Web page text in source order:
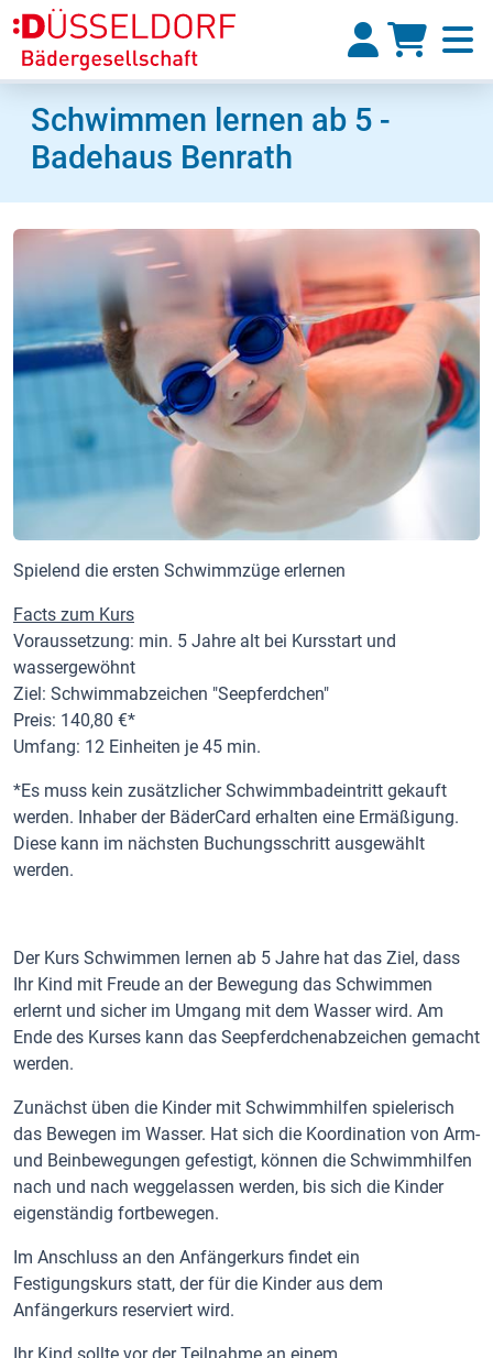
Schwimmen lernen ab 5 -
Badehaus Benrath
Spielend die ersten Schwimmzüge erlernen
Facts zum Kurs
Voraussetzung: min. 5 Jahre alt bei Kursstart und
wassergewöhnt
Ziel: Schwimmabzeichen "Seepferdchen"
Preis: 140,80 €*
Umfang: 12 Einheiten je 45 min.
*Es muss kein zusätzlicher Schwimmbadeintritt gekauft
werden. Inhaber der BäderCard erhalten eine Ermäßigung.
Diese kann im nächsten Buchungsschritt ausgewählt
werden.
Der Kurs Schwimmen lernen ab 5 Jahre hat das Ziel, dass
Ihr Kind mit Freude an der Bewegung das Schwimmen
erlernt und sicher im Umgang mit dem Wasser wird. Am
Ende des Kurses kann das Seepferdchenabzeichen gemacht
werden.
Zunächst üben die Kinder mit Schwimmhilfen spielerisch
das Bewegen im Wasser. Hat sich die Koordination von Arm-
und Beinbewegungen gefestigt, können die Schwimmhilfen
nach und nach weggelassen werden, bis sich die Kinder
eigenständig fortbewegen.
Im Anschluss an den Anfängerkurs findet ein
Festigungskurs statt, der für die Kinder aus dem
Anfängerkurs reserviert wird.